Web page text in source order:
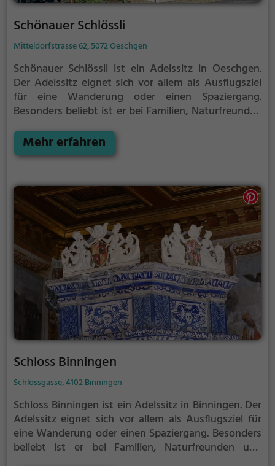
Schönauer Schlössli
Mitteldorfstrasse 62, 5072 Oeschgen
Schönauer Schlössli ist ein Adelssitz in Oeschgen.
Der Adelssitz eignet sich vor allem als Ausflugsziel
für eine Wanderung oder einen Spaziergang.
Besonders beliebt ist er bei Familien, Naturfreunden
historische Aspekte aus längst vergangenen Zeiten
und bietet einen kleinen Einblick in die Geschichte.
Mehr erfahren
Schloss Binningen
Schlossgasse, 4102 Binningen
Schloss Binningen ist ein Adelssitz in Binningen. Der
Adelssitz eignet sich vor allem als Ausflugsziel für
eine Wanderung oder einen Spaziergang. Besonders
beliebt ist er bei Familien, Naturfreunden und